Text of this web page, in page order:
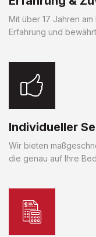
Mit über 17 Jahren
Erfahrung und
Individueller
Wir bieten
die genau auf Ihre